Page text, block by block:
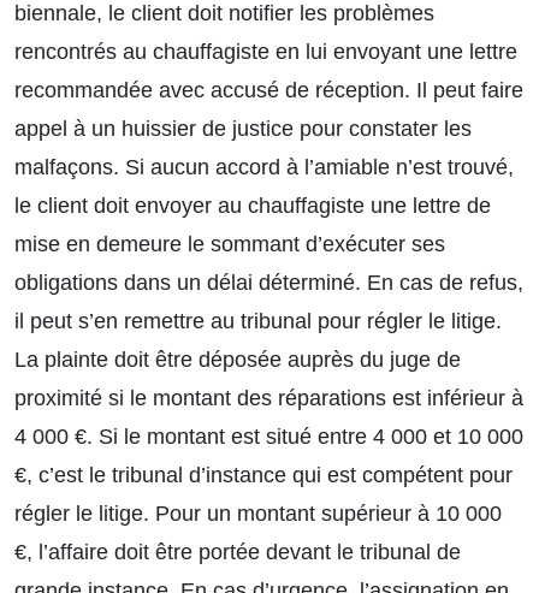
biennale, le client doit notifier les problèmes
rencontrés au chauffagiste en lui envoyant une lettre
recommandée avec accusé de réception. Il peut faire
appel à un huissier de justice pour constater les
malfaçons. Si aucun accord à l’amiable n’est trouvé,
le client doit envoyer au chauffagiste une lettre de
mise en demeure le sommant d’exécuter ses
obligations dans un délai déterminé. En cas de refus,
il peut s’en remettre au tribunal pour régler le litige.
La plainte doit être déposée auprès du juge de
proximité si le montant des réparations est inférieur à
4 000 €. Si le montant est situé entre 4 000 et 10 000
€, c’est le tribunal d’instance qui est compétent pour
régler le litige. Pour un montant supérieur à 10 000
€, l’affaire doit être portée devant le tribunal de